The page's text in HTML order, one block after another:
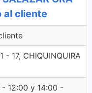
al cliente
- 17, CHIQUINQUIRA
- 12:00 y 14:00 -